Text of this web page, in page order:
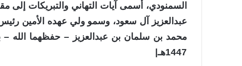
السمنودي، أسمى آيات التهاني والتبريكات إلى
عبدالعزيز آل سعود، وسمو ولي عهده الأمين
محمد بن سلمان بن عبدالعزيز – حفظهما الله –
1447هـ
|